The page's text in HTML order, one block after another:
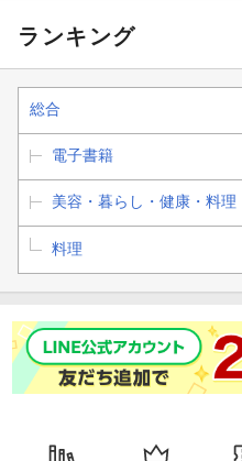
ランキング
総合
電子書籍
美容・暮らし・健康・料理
料理